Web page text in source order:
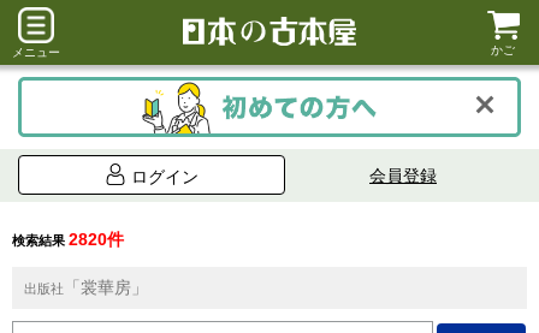
メニュー かご
ログイン 会員登録
検索結果 2820件
出版社 「裳華房」